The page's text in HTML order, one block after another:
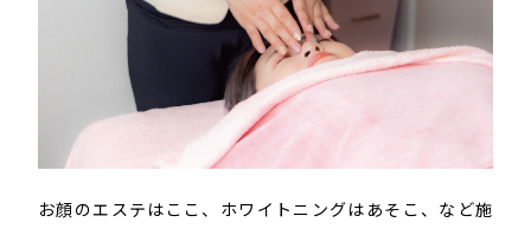
お顔のエステはここ、ホワイトニングはあそこ、など施